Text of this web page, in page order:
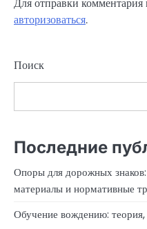
авторизоваться.
Поиск
Последние
Опоры для дорожных
материалы и нормативные
Обучение вождению: